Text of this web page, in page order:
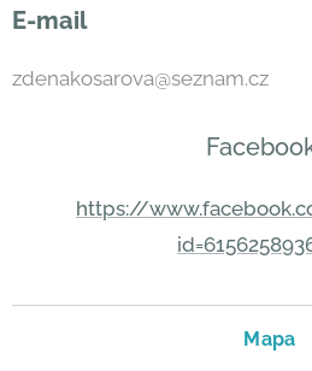
E-mail
zdenakosarova@seznam.cz
https://
Mapa